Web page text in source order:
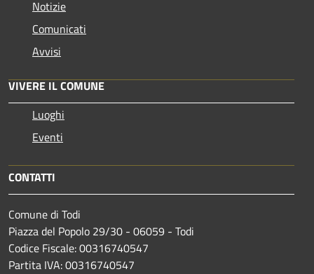
Notizie
Comunicati
Avvisi
VIVERE IL COMUNE
Luoghi
Eventi
CONTATTI
Comune di Todi
Piazza del Popolo 29/30 - 06059 - Todi
Codice Fiscale: 00316740547
Partita IVA: 00316740547